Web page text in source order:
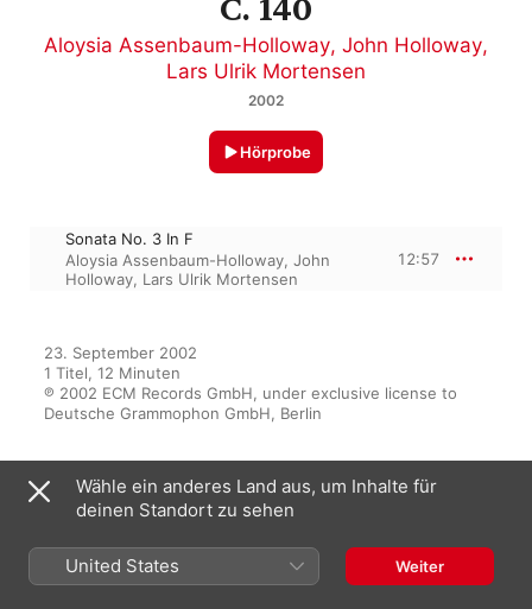
C. 140
Aloysia Assenbaum-Holloway, John Holloway,
Lars Ulrik Mortensen
2002
Hörprobe
Sonata No. 3 In F
Aloysia Assenbaum-Holloway, John
Holloway, Lars Ulrik Mortensen
12:57
23. September 2002
1 Titel, 12 Minuten
℗ 2002 ECM Records GmbH, under exclusive license to
Deutsche Grammophon GmbH, Berlin
Aus dem Album
Wähle ein anderes Land aus, um Inhalte für
deinen Standort zu sehen
United States Weiter